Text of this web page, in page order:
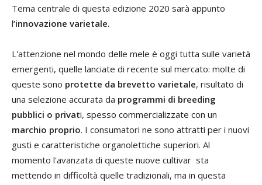
Tema centrale di questa edizione 2020 sarà appunto
l’innovazione varietale.
L'attenzione nel mondo delle mele è oggi tutta sulle varietà
emergenti, quelle lanciate di recente sul mercato: molte di
queste sono protette da brevetto varietale, risultato di
una selezione accurata da programmi di breeding
pubblici o privati, spesso commercializzate con un
marchio proprio. I consumatori ne sono attratti per i nuovi
gusti e caratteristiche organolettiche superiori. Al
momento l'avanzata di queste nuove cultivar sta
mettendo in difficoltà quelle tradizionali, ma in questa